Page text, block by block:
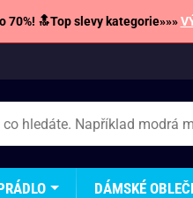
70%! 🔝Top slevy kategorie»»»
DÁMSKÉ